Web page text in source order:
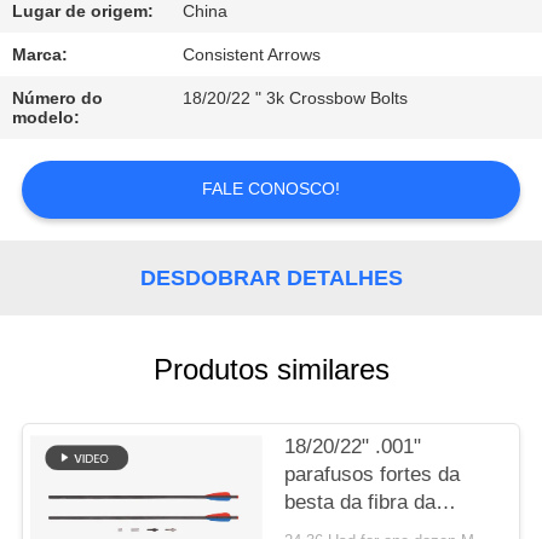
QUALIDADE
CONTACTE-
PEÇA
CITAÇÕES
SITE
POLÍTICA
Lugar de origem: China
Marca: Consistent Arrows
Número do
modelo:
18/20/22 " 3k Crossbow Bolts
FALE CONOSCO!
DESDOBRAR DETALHES
Produtos similares
18/20/22" .001"
parafusos fortes da
besta da fibra da
retidão 3k CrossWoven